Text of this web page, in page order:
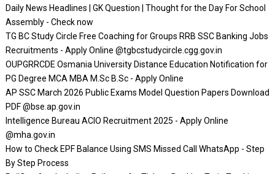
Daily News Headlines | GK Question | Thought for the Day For School
Assembly - Check now
TG BC Study Circle Free Coaching for Groups RRB SSC Banking Jobs
Recruitments - Apply Online @tgbcstudycircle.cgg.gov.in
OUPGRRCDE Osmania University Distance Education Notification for
PG Degree MCA MBA M.Sc B.Sc - Apply Online
AP SSC March 2026 Public Exams Model Question Papers Download
PDF @bse.ap.gov.in
Intelligence Bureau ACIO Recruitment 2025 - Apply Online
@mha.gov.in
How to Check EPF Balance Using SMS Missed Call WhatsApp - Step
By Step Process